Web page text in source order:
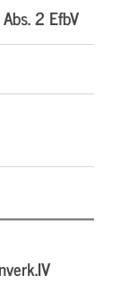
2 EfbV